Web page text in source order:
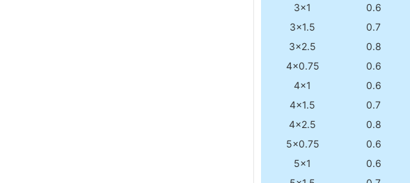
3×1
0.6
3×1.5
0.7
3×2.5
0.8
4×0.75
0.6
4×1
0.6
4×1.5
0.7
4×2.5
0.8
5×0.75
0.6
5×1
0.6